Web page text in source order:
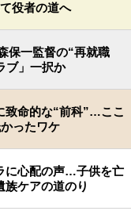
役者の道へ
保一監督の“再就職
ブ」一択か
致命的な“前科”…ここ
ったワケ
に心配の声…子供を亡
族ケアの道のり